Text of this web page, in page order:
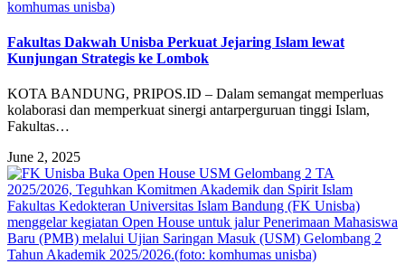
komhumas unisba)
Fakultas Dakwah Unisba Perkuat Jejaring Islam lewat
Kunjungan Strategis ke Lombok
KOTA BANDUNG, PRIPOS.ID – Dalam semangat memperluas
kolaborasi dan memperkuat sinergi antarperguruan tinggi Islam,
Fakultas…
June 2, 2025
Fakultas Kedokteran Universitas Islam Bandung (FK Unisba)
menggelar kegiatan Open House untuk jalur Penerimaan Mahasiswa
Baru (PMB) melalui Ujian Saringan Masuk (USM) Gelombang 2
Tahun Akademik 2025/2026.(foto: komhumas unisba)